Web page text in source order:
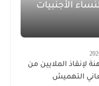
الأجنبيات
لإنقاذ الملايين من
التهميش